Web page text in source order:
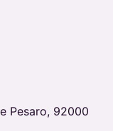
Pesaro, 92000